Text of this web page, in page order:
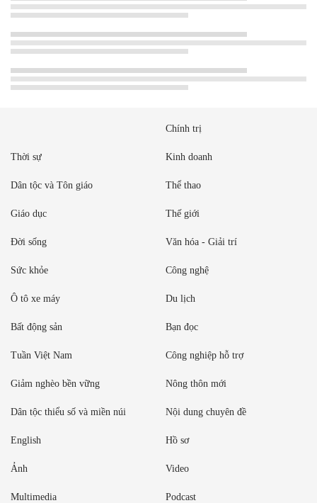
Chính trị
Thời sự Kinh doanh
Dân tộc và Tôn giáo Thể thao
Giáo dục Thế giới
Đời sống Văn hóa - Giải trí
Sức khỏe Công nghệ
Ô tô xe máy Du lịch
Bất động sản Bạn đọc
Tuần Việt Nam Công nghiệp hỗ trợ
Giảm nghèo bền vững Nông thôn mới
Dân tộc thiểu số và miền núi Nội dung chuyên đề
English Hồ sơ
Ảnh Video
Multimedia Podcast